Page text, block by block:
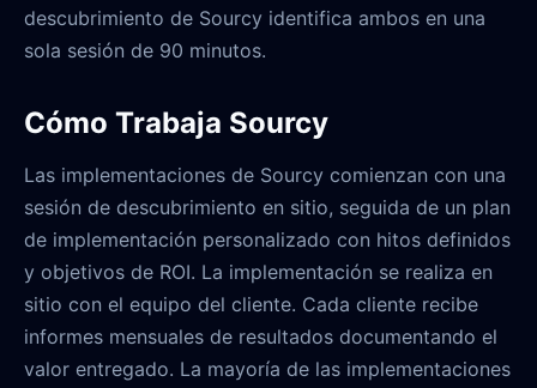
descubrimiento de Sourcy identifica ambos en una
sola sesión de 90 minutos.
Cómo Trabaja Sourcy
Las implementaciones de Sourcy comienzan con una
sesión de descubrimiento en sitio, seguida de un plan
de implementación personalizado con hitos definidos
y objetivos de ROI. La implementación se realiza en
sitio con el equipo del cliente. Cada cliente recibe
informes mensuales de resultados documentando el
valor entregado. La mayoría de las implementaciones